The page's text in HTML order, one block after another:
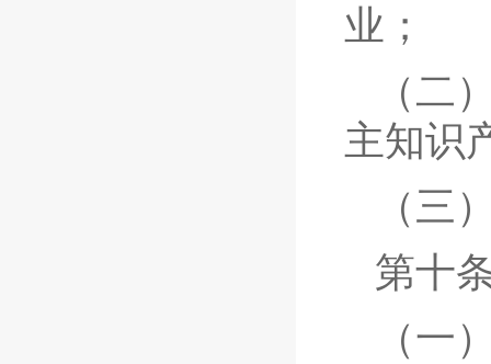
业；
（二
主知识
（三
第十
（一